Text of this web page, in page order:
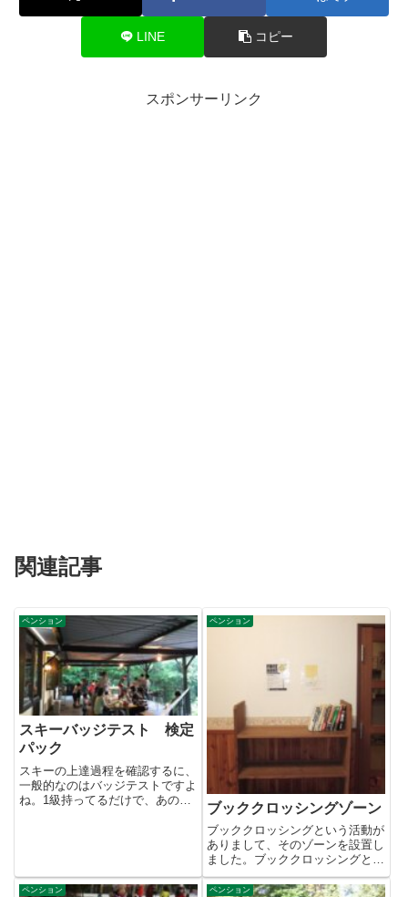
LINE コピー
スポンサーリンク
関連記事
ペンション
スキーバッジテスト 検定
パック
スキーの上達過程を確認するに、
一般的なのはバッジテストですよ
ね。1級持ってるだけで、あの人
ペンション
ブッククロッシングゾーン
ブッククロッシングという活動が
ありまして、そのゾーンを設置し
ました。ブッククロッシングとい
うのは、読み終えた本を旅立た
せ...
ペンション ペンション